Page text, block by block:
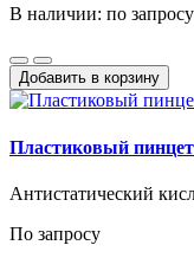
В наличии: по запросу
Добавить в корзину
Пластиковый
Антистатический
По запросу